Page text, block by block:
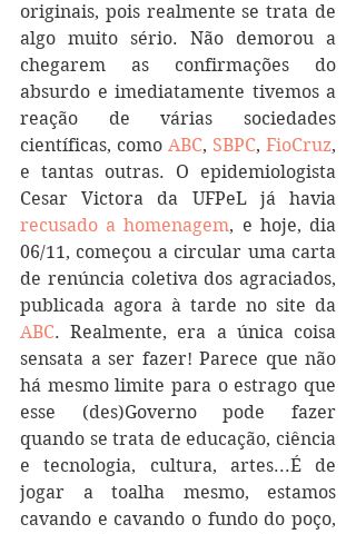
originais, pois realmente se trata de
algo muito sério. Não demorou a
chegarem as confirmações do
absurdo e imediatamente tivemos a
reação de várias sociedades
científicas, como ABC, SBPC, FioCruz,
e tantas outras. O epidemiologista
recusado a homenagem, e hoje, dia
06/11, começou a circular uma carta
de renúncia coletiva dos agraciados,
ABC. Realmente, era a única coisa
sensata a ser fazer! Parece que não
há mesmo limite para o estrago que
esse (des)Governo pode fazer
quando se trata de educação, ciência
e tecnologia, cultura, artes...É de
jogar a toalha mesmo, estamos
cavando e cavando o fundo do poço,